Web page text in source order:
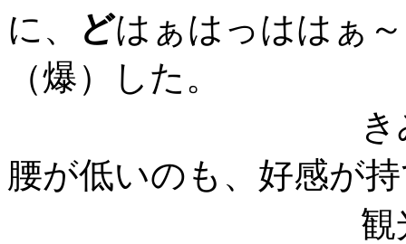
に、
どはぁはっははぁ
（爆）した。
きみまろさん
腰が低いのも、好感が
観光バスで自